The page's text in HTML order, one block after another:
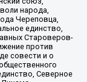
народа,
Череповца,
единство,
Староверов-
против
совести и о
Северное